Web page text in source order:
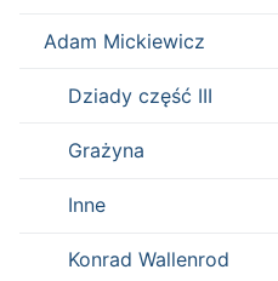
Adam Mickiewicz
Dziady część III
Grażyna
Inne
Konrad Wallenrod